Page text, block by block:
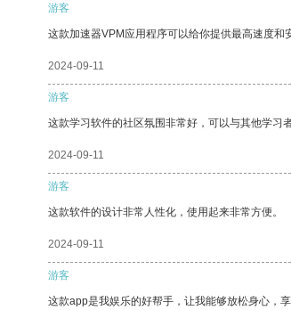
游客
这款加速器VPM应用程序可以给你提供最高速度和
2024-09-11
游客
这款学习软件的社区氛围非常好，可以与其他学习
2024-09-11
游客
这款软件的设计非常人性化，使用起来非常方便。
2024-09-11
游客
这款app是我娱乐的好帮手，让我能够放松身心，享